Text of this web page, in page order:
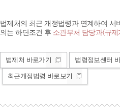
법제처의 최근 개정법령과 연계하여 서
의는 하단조건 후 소관부처 담당과(규
법제처 바로가기 법령정보센터
최근개정법령 바로보기